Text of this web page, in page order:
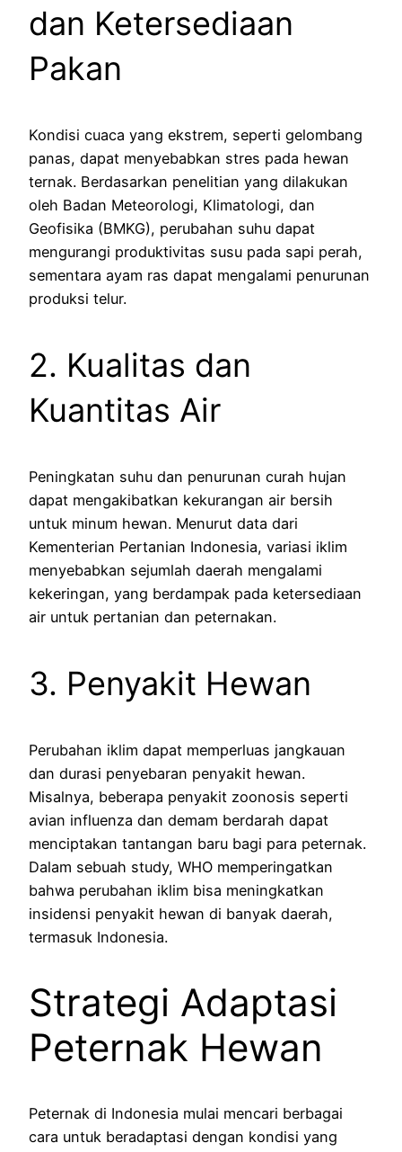
dan Ketersediaan
Pakan
Kondisi cuaca yang ekstrem, seperti gelombang
panas, dapat menyebabkan stres pada hewan
ternak. Berdasarkan penelitian yang dilakukan
oleh Badan Meteorologi, Klimatologi, dan
Geofisika (BMKG), perubahan suhu dapat
mengurangi produktivitas susu pada sapi perah,
sementara ayam ras dapat mengalami penurunan
produksi telur.
2. Kualitas dan
Kuantitas Air
Peningkatan suhu dan penurunan curah hujan
dapat mengakibatkan kekurangan air bersih
untuk minum hewan. Menurut data dari
Kementerian Pertanian Indonesia, variasi iklim
menyebabkan sejumlah daerah mengalami
kekeringan, yang berdampak pada ketersediaan
air untuk pertanian dan peternakan.
3. Penyakit Hewan
Perubahan iklim dapat memperluas jangkauan
dan durasi penyebaran penyakit hewan.
Misalnya, beberapa penyakit zoonosis seperti
avian influenza dan demam berdarah dapat
menciptakan tantangan baru bagi para peternak.
Dalam sebuah study, WHO memperingatkan
bahwa perubahan iklim bisa meningkatkan
insidensi penyakit hewan di banyak daerah,
termasuk Indonesia.
Strategi Adaptasi
Peternak Hewan
Peternak di Indonesia mulai mencari berbagai
cara untuk beradaptasi dengan kondisi yang